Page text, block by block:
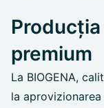
premium
La BIOGENA,
la